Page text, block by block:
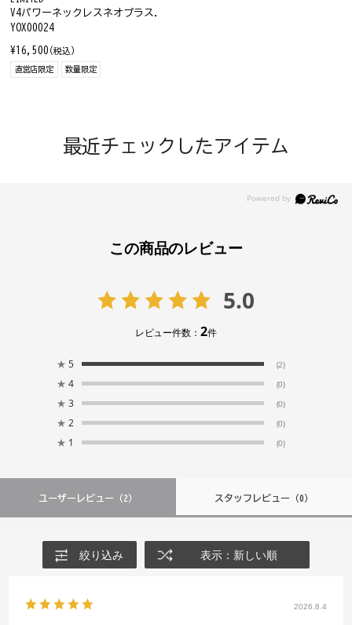
V4パワーネックレスネオプラス.
YOX00024
¥16,500 (税込)
直営店限定 数量限定
最近チェックしたアイテム
この商品のレビュー
5.0
レビュー件数：2件
★ 5 (2)
★ 4 (0)
★ 3 (0)
★ 2 (0)
★ 1 (0)
ユーザーレビュー （2） スタッフレビュー（0）
絞り込み 表示：新しい順
2026.8.4